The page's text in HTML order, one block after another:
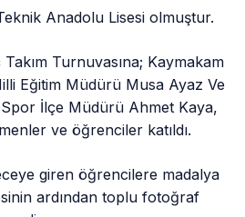
Anadolu Lisesi olmuştur.
Turnuvasına; Kaymakam
Eğitim Müdürü Musa Ayaz Ve
İlçe Müdürü Ahmet Kaya,
ve öğrenciler katıldı.
giren öğrencilere madalya
ardından toplu fotoğraf